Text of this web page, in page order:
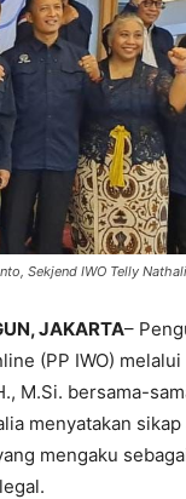
Sekjend IWO Telly
JAKARTA–
(PP IWO)
M.Si. bersama-
menyatakan
mengaku